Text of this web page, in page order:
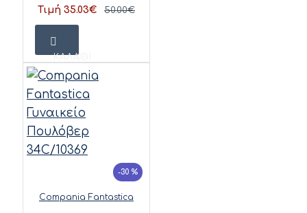
Τιμή 35.03€ 50.00€
ΚΑΛΆΘΙ
-30 %
Compania Fantastica